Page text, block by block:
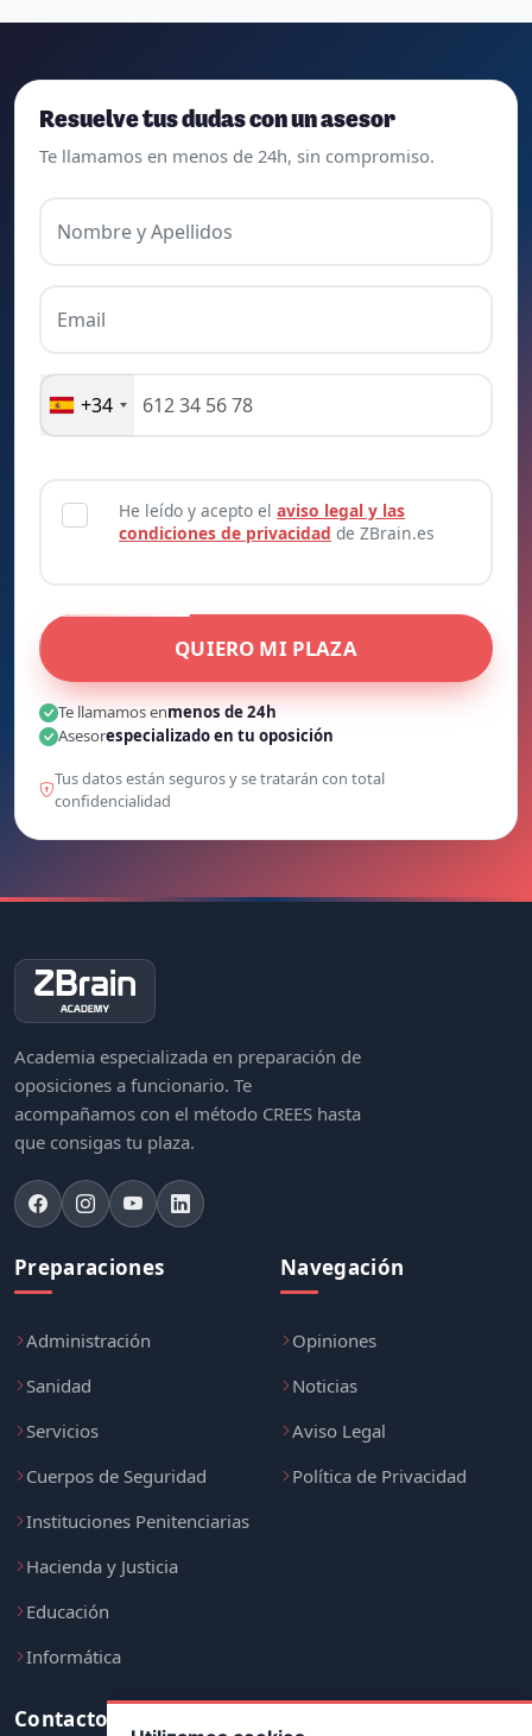
Resuelve tus dudas con un asesor
Te llamamos en menos de 24h, sin compromiso.
Nombre y Apellidos
Email
+34
He leído y acepto elaviso legal y las
condiciones de privacidad de ZBrain.es
QUIERO MI PLAZA
Te llamamos enmenos de 24h
Asesorespecializado en tu oposición
Tus datos están seguros y se tratarán con total
confidencialidad
Academia especializada en preparación de
oposiciones a funcionario. Te
acompañamos con el método CREES hasta
que consigas tu plaza.
Preparaciones
Administración
Sanidad
Servicios
Cuerpos de Seguridad
Instituciones Penitenciarias
Hacienda y Justicia
Educación
Informática
Navegación
Opiniones
Noticias
Aviso Legal
Política de Privacidad
Contacto